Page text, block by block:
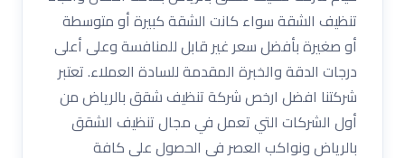
تنظيف الشقة سواء كانت الشقة كبيرة أو متوسطة
أو صغيرة بأفضل سعر غير قابل للمنافسة وعلى أعلى
درجات الدقة والخبرة المقدمة للسادة العملاء. تعتبر
شركتنا افضل ارخص شركة تنظيف شقق بالرياض من
أول الشركات التي تعمل في مجال تنظيف الشقق
بالرياض ونواكب العصر في الحصول علي كافة